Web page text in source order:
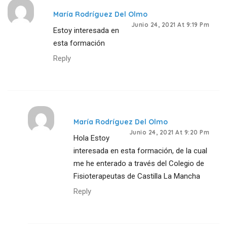
María Rodríguez Del Olmo
Junio 24, 2021 At 9:19 Pm
Estoy interesada en
esta formación
Reply
María Rodríguez Del Olmo
Junio 24, 2021 At 9:20 Pm
Hola Estoy
interesada en esta formación, de la cual
me he enterado a través del Colegio de
Fisioterapeutas de Castilla La Mancha
Reply